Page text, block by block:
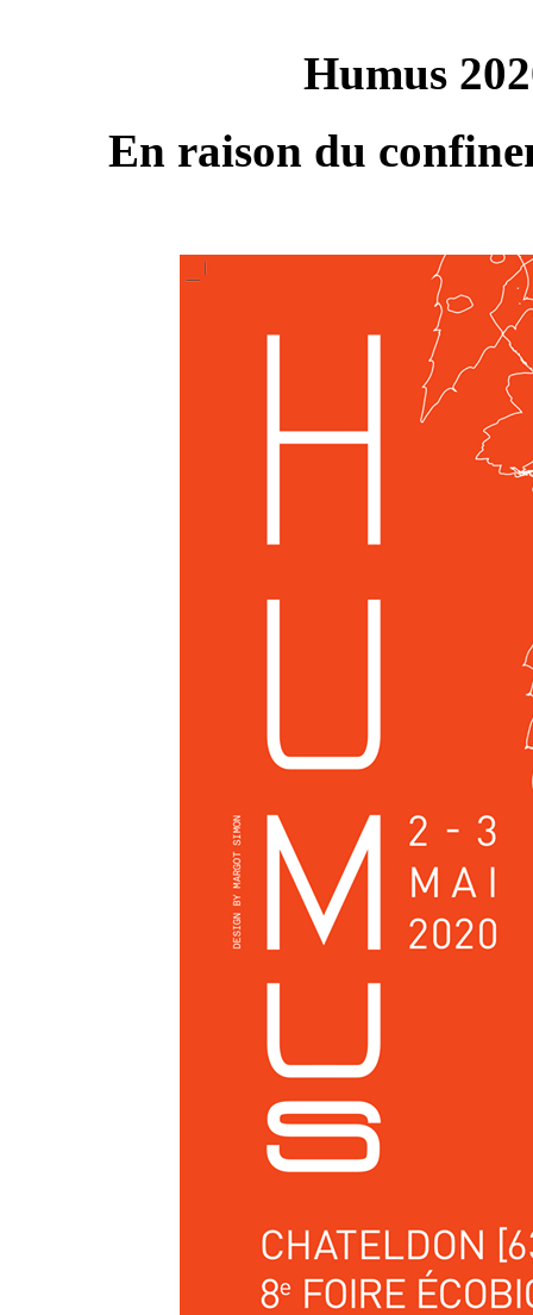
Humus
En raison du